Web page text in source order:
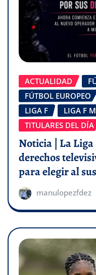
ACTUALIDAD
FÚTBOL EUROPEO
LIGA F
LIGA F
TITULARES DEL DÍA
Noticia | La
derechos
para elegir al
manulopezfdez